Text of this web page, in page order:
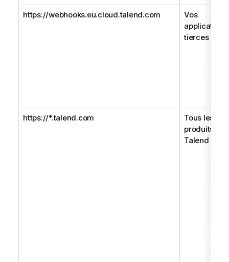
https://webhooks.eu.cloud.talend.com
Vos
applications
tierces :
https://*.talend.com
Tous les
produits
Talend